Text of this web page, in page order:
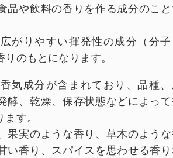
品や飲料の香りを作る成分のこ
がりやすい揮発性の成分（分
のもとになります。
気成分が含まれており、品種
酵、乾燥、保存状態などによっ
す。
果実のような香り、草木のよう
い香り、スパイスを思わせる香